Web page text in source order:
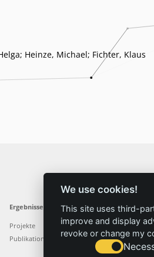
Heinze, Michael; Fichter, Klaus
We use cookies!
This site uses third-
improve and display
revoke or change my
Ergebnisse
Projekte
Publikationen
Aktuelles
News
Presse
Service